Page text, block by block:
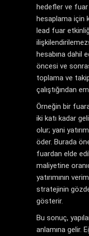
hedefler ve fuar
hesaplama için
lead fuar
hesabına dahil
öncesi ve
toplama ve
çalıştığından
Örneğin bir
iki katı kadar
olur; yani
öder. Burada
fuardan elde
maliyetine
yatırımının
stratejinin
gösterir.
Bu sonuç,
anlamına gelir.